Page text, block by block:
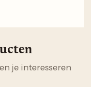
je interesseren